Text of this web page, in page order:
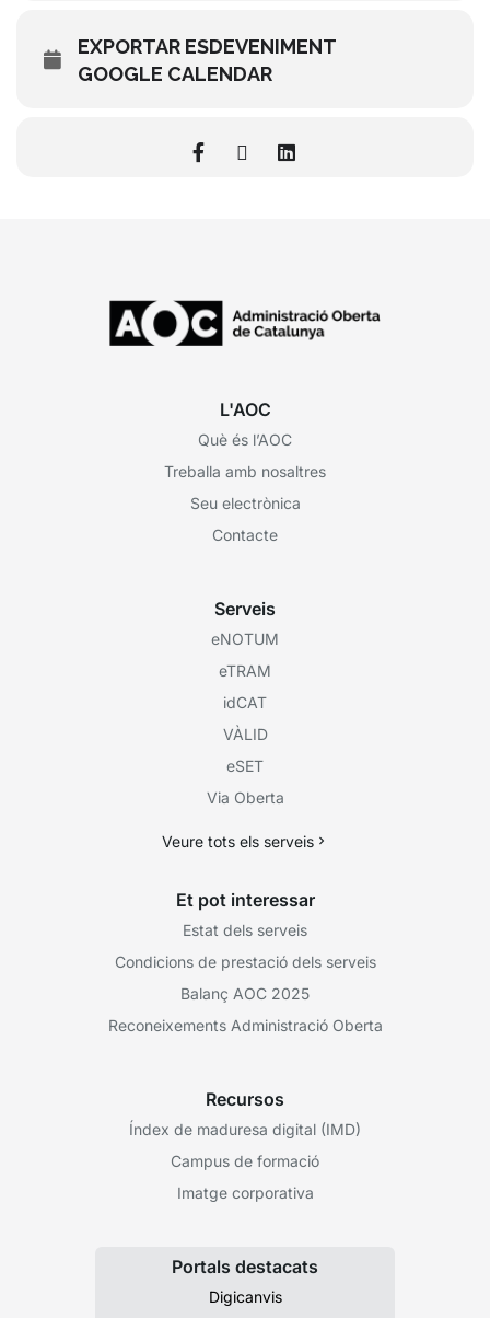
EXPORTAR ESDEVENIMENT
GOOGLE CALENDAR
L'AOC
Què és l’AOC
Treballa amb nosaltres
Seu electrònica
Contacte
Serveis
eNOTUM
eTRAM
idCAT
VÀLID
eSET
Via Oberta
Veure tots els serveis
Et pot interessar
Estat dels serveis
Condicions de prestació dels serveis
Balanç AOC 2025
Reconeixements Administració Oberta
Recursos
Índex de maduresa digital (IMD)
Campus de formació
Imatge corporativa
Portals destacats
Digicanvis